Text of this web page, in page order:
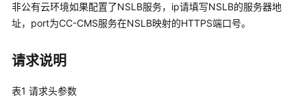
API
参
口
非公有云环境如果配置了NSLB服务，ip请填写NSLB的服务器地
址，port为CC-CMS服务在NSLB映射的HTTPS端口号。
请求说明
表1 请求头参数